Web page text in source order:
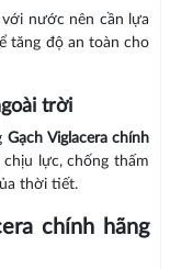
nước nên cần lựa
tăng độ an toàn cho
trời
Gạch Viglacera chính
lực, chống thấm
thời tiết.
chính hãng